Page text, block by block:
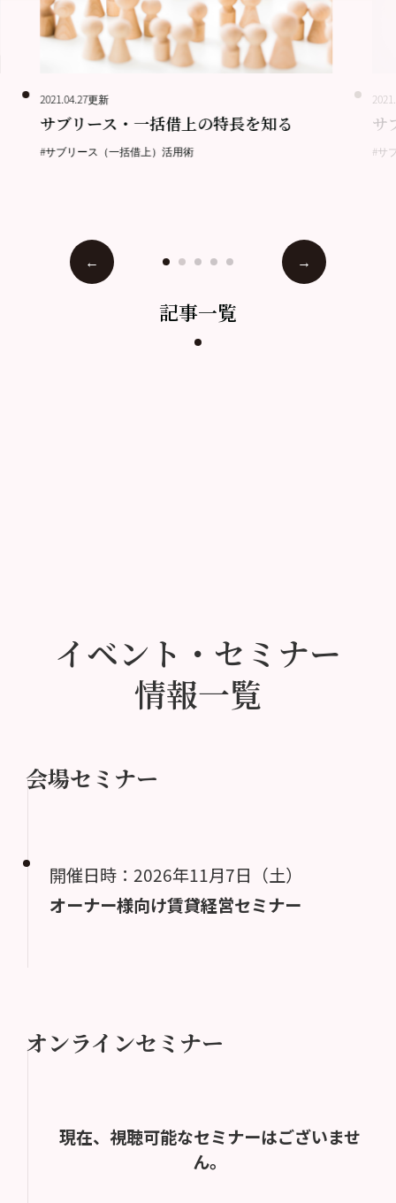
2021.04.27更新
サブリース・一括借上の特長を知る
#サブリース（一括借上）活用術
サ
#サ
記事一覧
イベント・セミナー
情報一覧
会場セミナー
開催日時：2026年11月7日（土）
オーナー様向け賃貸経営セミナー
オンラインセミナー
現在、視聴可能なセミナーはございませ
ん。